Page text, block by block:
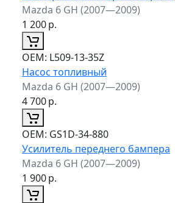
Mazda 6 GH (2007—2009)
1 200р.
ОЕМ: L509-13-35Z
Насос топливный
Mazda 6 GH (2007—2009)
4 700р.
ОЕМ: GS1D-34-880
Усилитель переднего бампера
Mazda 6 GH (2007—2009)
1 900р.